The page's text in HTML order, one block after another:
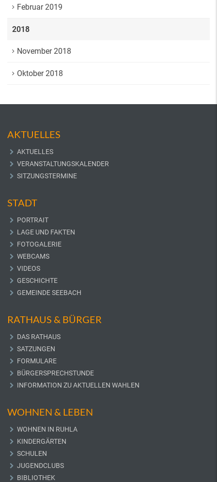
Februar 2019
2018
November 2018
Oktober 2018
AKTUELLES
AKTUELLES
VERANSTALTUNGSKALENDER
SITZUNGSTERMINE
STADT
PORTRAIT
LAGE UND FAKTEN
FOTOGALERIE
WEBCAMS
VIDEOS
GESCHICHTE
GEMEINDE SEEBACH
RATHAUS & BÜRGER
DAS RATHAUS
SATZUNGEN
FORMULARE
BÜRGERSPRECHSTUNDE
INFORMATION ZU AKTUELLEN WAHLEN
WOHNEN & LEBEN
WOHNEN IN RUHLA
KINDERGÄRTEN
SCHULEN
JUGENDCLUBS
BIBLIOTHEK